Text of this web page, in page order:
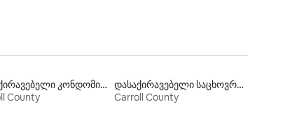
დასაქირავებელი კონდომინიუმები
County
დასაქირავებელი საცხოვრებლები პლაჟზე გასასვლელით
Carroll County